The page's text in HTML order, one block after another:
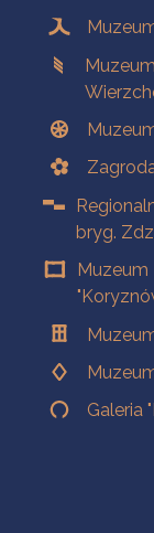
bryg.
Muzeum
Galeria